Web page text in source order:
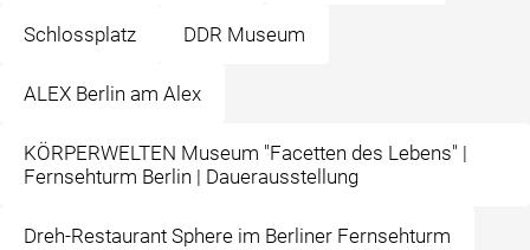
Schlossplatz DDR Museum
ALEX Berlin am Alex
KÖRPERWELTEN Museum "Facetten des Lebens" |
Fernsehturm Berlin | Dauerausstellung
Dreh-Restaurant Sphere im Berliner Fernsehturm